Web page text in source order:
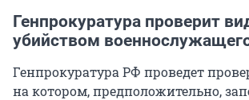
Генпрокуратура проверит
убийством
Генпрокуратура РФ проведет
на котором, предположительно,